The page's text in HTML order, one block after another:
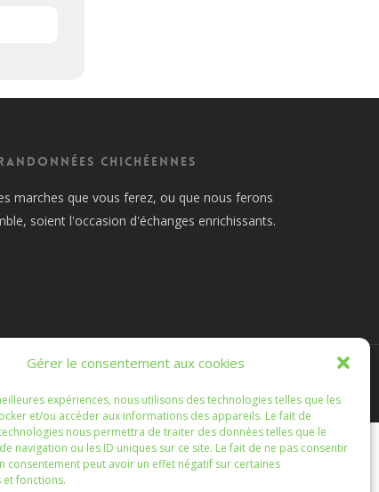
Gérer le consentement aux cookies
expériences, nous utilisons des technologies telles que les
et/ou accéder aux informations des appareils. Le fait de
nous permettra de traiter des données telles que le
navigation ou les ID uniques sur ce site. Le fait de ne pas consentir
consentement peut avoir un effet négatif sur certaines
fonctions.
Chichéennes
marches que vous ferez, ou que nous ferons
soient l'occasion d'échanges enrichissants.